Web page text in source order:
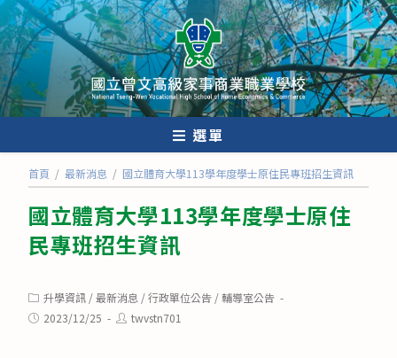
跳
轉
至
主
要
內
選單
首頁 / 最新消息 / 國立體育大學113學年度學士原住民專班招生資訊
國立體育大學113學年度學士原住
民專班招生資訊
Post
category:
升學資訊 /最新消息 /行政單位公告 /輔導室公告
Post2023/12/25
Posttwvstn701